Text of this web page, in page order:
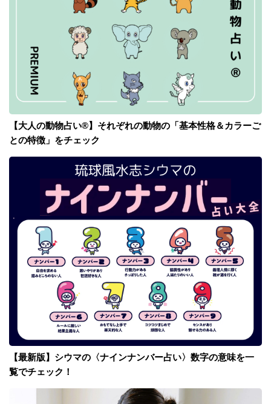
【大人の動物占い®】それぞれの動物の「基本性格＆カラーご
との特徴」をチェック
【最新版】シウマの〈ナインナンバー占い〉数字の意味を一
覧でチェック！